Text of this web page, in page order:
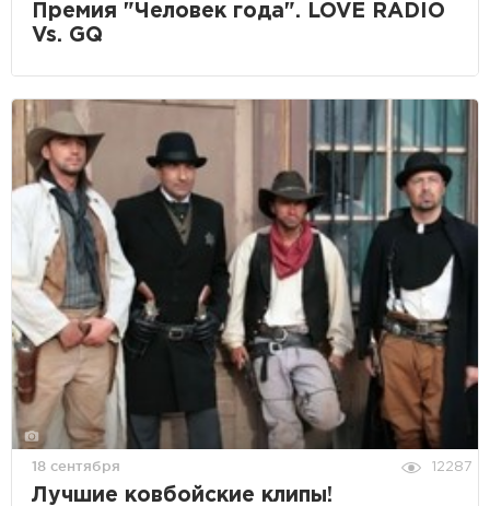
Премия "Человек года". LOVE RADIO
Vs. GQ
18 сентября 12287
Лучшие ковбойские клипы!